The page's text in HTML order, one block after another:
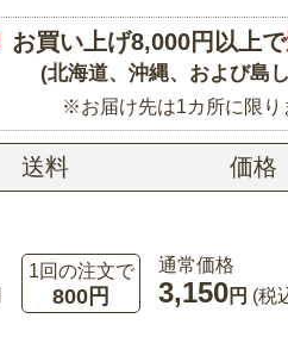
お買い上げ8,000円以上で
(北海道、沖縄、および島
※お届け先は1カ所に限り
送料 価格
1回の注文で
800円
通常価格
3,150円 (税